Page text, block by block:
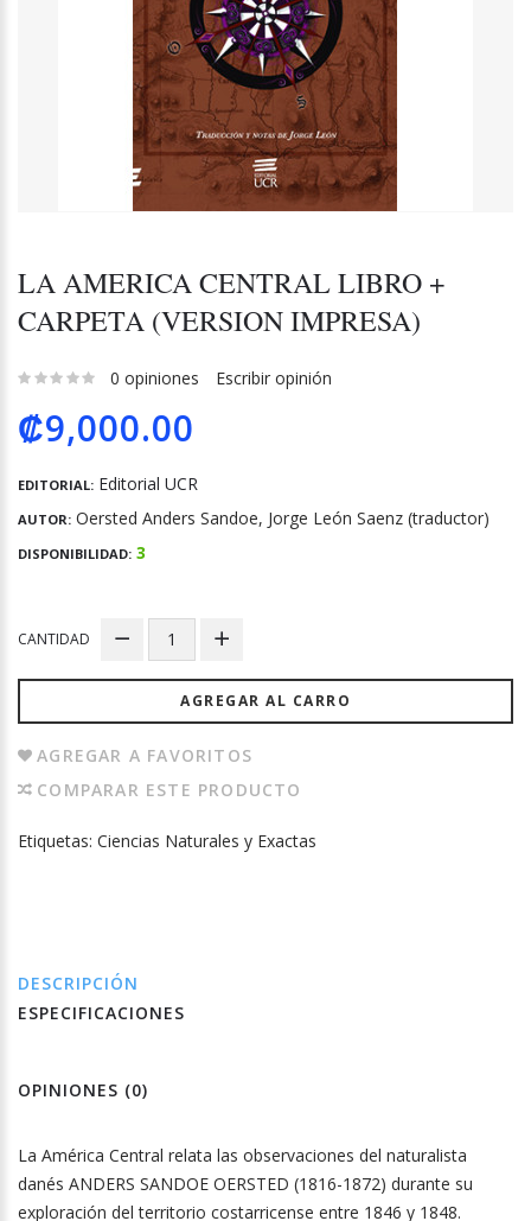
LA AMERICA CENTRAL LIBRO +
CARPETA (VERSION IMPRESA)
0 opiniones Escribir opinión
₡9,000.00
EDITORIAL: Editorial UCR
AUTOR: Oersted Anders Sandoe, Jorge León Saenz (traductor)
DISPONIBILIDAD: 3
CANTIDAD
AGREGAR AL CARRO
AGREGAR A FAVORITOS
COMPARAR ESTE PRODUCTO
Etiquetas: Ciencias Naturales y Exactas
DESCRIPCIÓN
ESPECIFICACIONES
OPINIONES (0)
La América Central relata las observaciones del naturalista
danés ANDERS SANDOE OERSTED (1816-1872) durante su
exploración del territorio costarricense entre 1846 y 1848.